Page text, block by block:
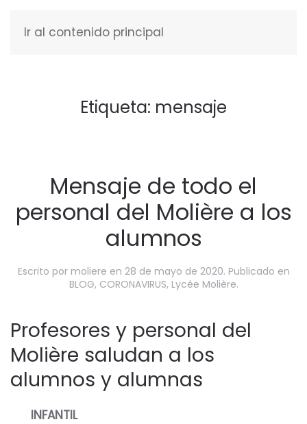
Ir al contenido principal
Etiqueta: mensaje
Mensaje de todo el
personal del Molière a los
alumnos
Escrito por moliere en 28 de mayo de 2020. Publicado en
BLOG, CORONAVIRUS, Lycée Molière.
Profesores y personal del
Molière saludan a los
alumnos y alumnas
INFANTIL